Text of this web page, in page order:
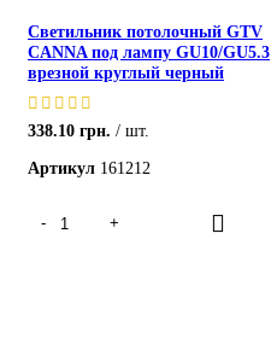
Светильник потолочный GTV
CANNA под лампу GU10/GU5.3
врезной круглый черный
338.10 грн.
шт.
Артикул 161212